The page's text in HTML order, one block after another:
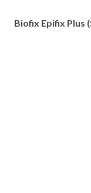
Biofix Epifix Plus